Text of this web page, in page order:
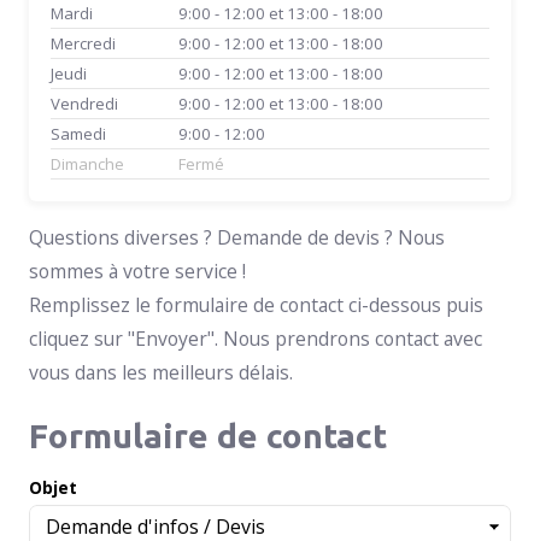
Mardi
9:00 - 12:00 et 13:00 - 18:00
Mercredi
9:00 - 12:00 et 13:00 - 18:00
Jeudi
9:00 - 12:00 et 13:00 - 18:00
Vendredi
9:00 - 12:00 et 13:00 - 18:00
Samedi
9:00 - 12:00
Dimanche
Fermé
Questions diverses ? Demande de devis ? Nous
sommes à votre service !
Remplissez le formulaire de contact ci-dessous puis
cliquez sur "Envoyer". Nous prendrons contact avec
vous dans les meilleurs délais.
Formulaire de contact
Objet